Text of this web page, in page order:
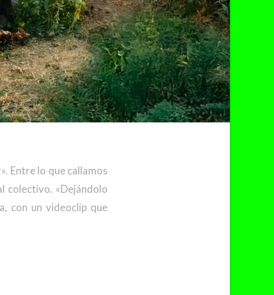
Entre lo que callamos
colectivo. «Dejándolo
con un videoclip que